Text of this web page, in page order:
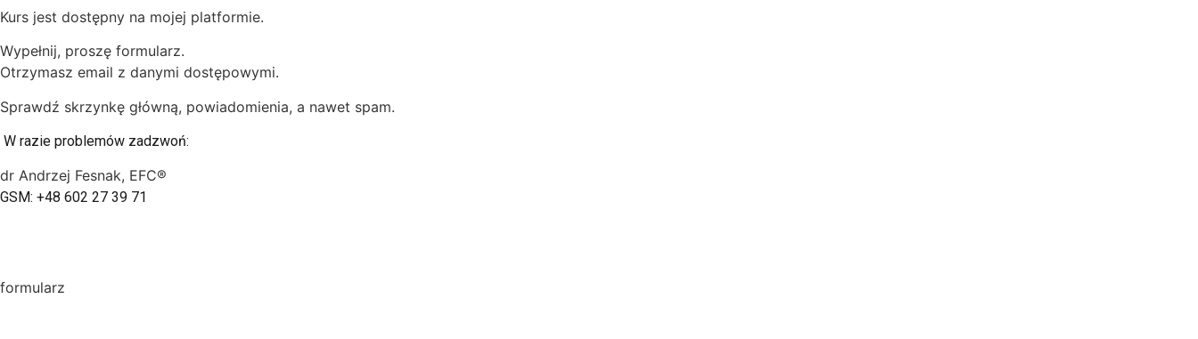
Kurs jest dostępny na mojej platformie.
Wypełnij, proszę formularz.
Otrzymasz email z danymi dostępowymi.
Sprawdź skrzynkę główną, powiadomienia, a nawet spam.
W razie problemów zadzwoń:
dr Andrzej Fesnak, EFC®
GSM: +48 602 27 39 71
formularz